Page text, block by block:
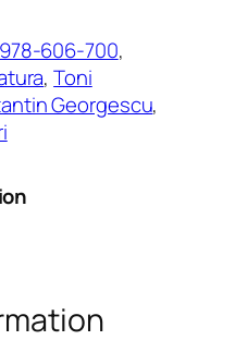
978-606-700
, Toni
Georgescu